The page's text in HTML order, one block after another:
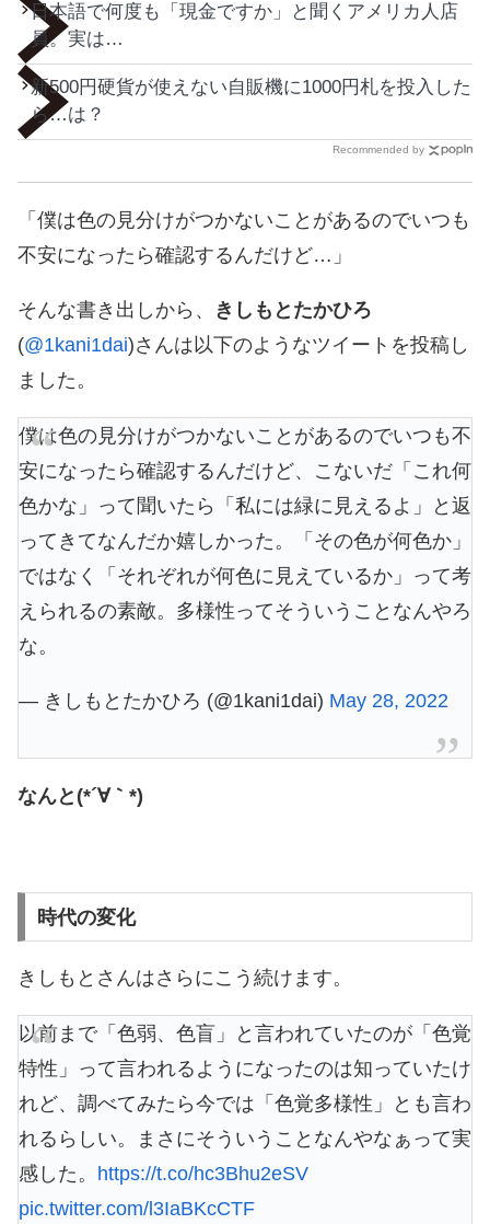
日本語で何度も「現金ですか」と聞くアメリカ人店
員。実は…
新500円硬貨が使えない自販機に1000円札を投入した
ら…は？
Recommended by
「僕は色の見分けがつかないことがあるのでいつも
不安になったら確認するんだけど…」
そんな書き出しから、 きしもとたかひろ
(@1kani1dai)さんは以下のようなツイートを投稿し
ました。
僕は色の見分けがつかないことがあるのでいつも不
安になったら確認するんだけど、こないだ「これ何
色かな」って聞いたら「私には緑に見えるよ」と返
ってきてなんだか嬉しかった。「その色が何色か」
ではなく「それぞれが何色に見えているか」って考
えられるの素敵。多様性ってそういうことなんやろ
な。
— きしもとたかひろ (@1kani1dai) May 28, 2022
なんと(*´∀｀*)
時代の変化
きしもとさんはさらにこう続けます。
以前まで「色弱、色盲」と言われていたのが「色覚
特性」って言われるようになったのは知っていたけ
れど、調べてみたら今では「色覚多様性」とも言わ
れるらしい。まさにそういうことなんやなぁって実
感した。 https://t.co/hc3Bhu2eSV
pic.twitter.com/l3IaBKcCTF